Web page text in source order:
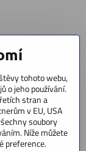
tohoto webu,
o jeho používání.
stran a
v EU, USA
soubory
Níže můžete
preference.